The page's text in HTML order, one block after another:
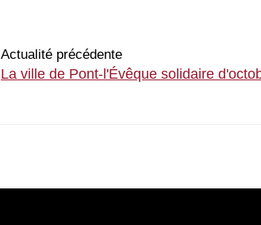
Actualité précédente
La ville de Pont-l'Évêque solidaire